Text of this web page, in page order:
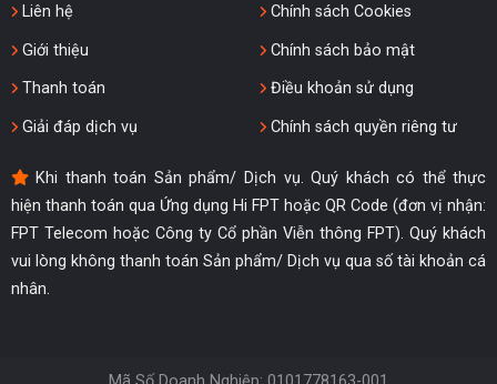
Liên hệ
Giới thiệu
Thanh toán
Giải đáp dịch vụ
Chính sách Cookies
Chính sách bảo mật
Điều khoản sử dụng
Chính sách quyền riêng tư
Khi thanh toán Sản phẩm/ Dịch vụ. Quý khách có thể thực
hiện thanh toán qua Ứng dụng Hi FPT hoặc QR Code (đơn vị nhận:
FPT Telecom hoặc Công ty Cổ phần Viễn thông FPT). Quý khách
vui lòng không thanh toán Sản phẩm/ Dịch vụ qua số tài khoản cá
nhân.